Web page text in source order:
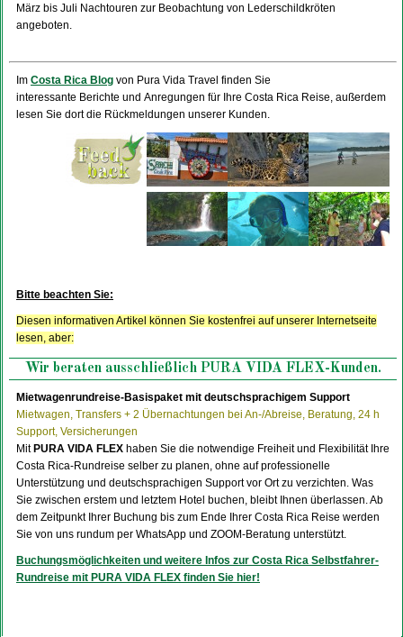
März bis Juli Nachtouren zur Beobachtung von Lederschildkröten
angeboten.
Im Costa Rica Blog von Pura Vida Travel finden Sie
interessante Berichte und Anregungen für Ihre Costa Rica Reise, außerdem
lesen Sie dort die Rückmeldungen unserer Kunden.
Bitte beachten Sie:
Diesen informativen Artikel können Sie kostenfrei auf unserer Internetseite
lesen, aber:
Wir beraten ausschließlich PURA VIDA FLEX-Kunden.
Mietwagenrundreise-Basispaket mit deutschsprachigem Support
Mietwagen, Transfers + 2 Übernachtungen bei An-/Abreise, Beratung, 24 h
Support, Versicherungen
Mit PURA VIDA FLEX haben Sie die notwendige Freiheit und Flexibilität Ihre
Costa Rica-Rundreise selber zu planen, ohne auf professionelle
Unterstützung und deutschsprachigen Support vor Ort zu verzichten. Was
Sie zwischen erstem und letztem Hotel buchen, bleibt Ihnen überlassen. Ab
dem Zeitpunkt Ihrer Buchung bis zum Ende Ihrer Costa Rica Reise werden
Sie von uns rundum per WhatsApp und ZOOM-Beratung unterstützt.
Buchungsmöglichkeiten und weitere Infos zur Costa Rica Selbstfahrer-
Rundreise mit PURA VIDA FLEX finden Sie hier!